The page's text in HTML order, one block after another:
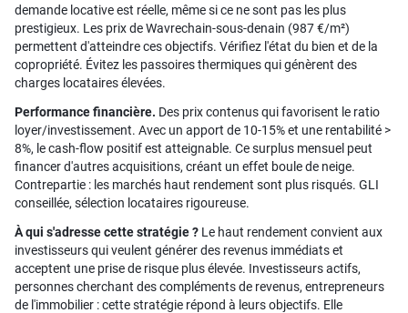
demande locative est réelle, même si ce ne sont pas les plus
prestigieux. Les prix de Wavrechain-sous-denain (987 €/m²)
permettent d'atteindre ces objectifs. Vérifiez l'état du bien et de la
copropriété. Évitez les passoires thermiques qui génèrent des
charges locataires élevées.
Performance financière. Des prix contenus qui favorisent le ratio
loyer/investissement. Avec un apport de 10-15% et une rentabilité >
8%, le cash-flow positif est atteignable. Ce surplus mensuel peut
financer d'autres acquisitions, créant un effet boule de neige.
Contrepartie : les marchés haut rendement sont plus risqués. GLI
conseillée, sélection locataires rigoureuse.
À qui s'adresse cette stratégie ? Le haut rendement convient aux
investisseurs qui veulent générer des revenus immédiats et
acceptent une prise de risque plus élevée. Investisseurs actifs,
personnes cherchant des compléments de revenus, entrepreneurs
de l'immobilier : cette stratégie répond à leurs objectifs. Elle